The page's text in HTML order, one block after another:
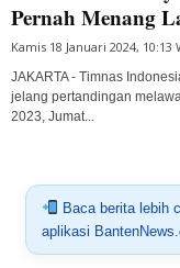
Pernah Menang
Kamis 18 Januari 2024, 10:13
JAKARTA - Timnas
jelang pertandingan
2023, Jumat...
Baca berita lebih
aplikasi